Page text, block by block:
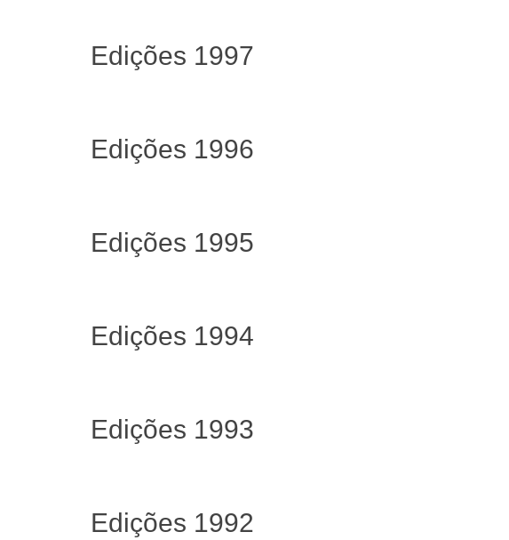
Edições 1997
Edições 1996
Edições 1995
Edições 1994
Edições 1993
Edições 1992